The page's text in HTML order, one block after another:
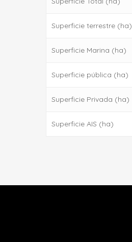
Superficie terrestre (ha)
Superficie Marina (ha)
Superficie pública (ha)
Superficie Privada (ha)
Superficie AIS (ha)